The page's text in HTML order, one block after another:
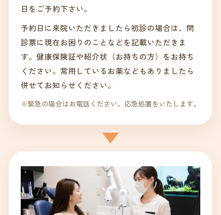
日をご予約下さい。
予約日に来院いただきましたら初診の場合は、問
診票に現在お困りのことなどを記載いただきま
す。健康保険証や紹介状（お持ちの方）をお持ち
ください。常用しているお薬などもありましたら
併せてお知らせください。
※緊急の場合はお電話ください。応急処置をいたします。